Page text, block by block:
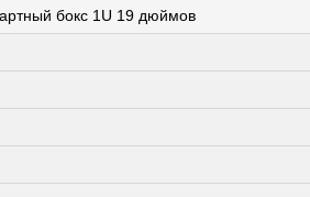
бокс 1U 19 дюймов